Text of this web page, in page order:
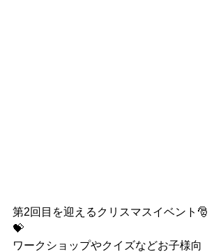
第2回目を迎えるクリスマスイベント🎅
💝
ワークショップやクイズなどお子様向